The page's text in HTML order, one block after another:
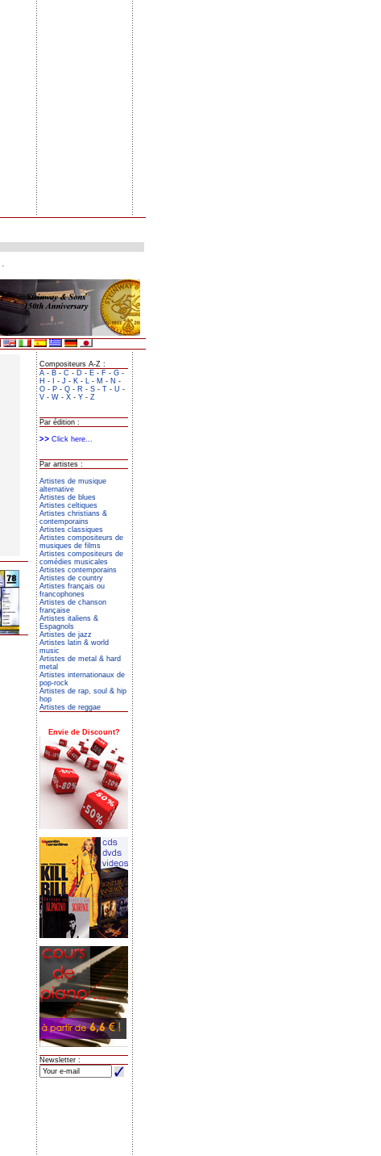
-
Compositeurs A-Z :
A - B - C - D - E - F - G -
H - - J - K - L - M - N -
O - P - Q - R - S - T - U -
V - W - X - Y - Z
Par édition :
Click here...
Par artistes :
Artistes de musique
alternative
Artistes de blues
Artistes celtiques
Artistes christians &
contemporains
Artistes classiques
Artistes compositeurs de
musiques de films
Artistes compositeurs de
comédies musicales
Artistes contemporains
Artistes de country
Artistes français ou
francophones
Artistes de chanson
française
Artistes italiens &
Espagnols
Artistes de jazz
Artistes latin & world
music
Artistes de metal & hard
metal
Artistes internationaux de
pop-rock
Artistes de rap, soul & hip
hop
Artistes de reggae
Newsletter :